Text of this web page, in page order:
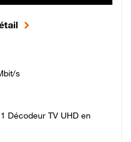
s
Décodeur TV UHD en